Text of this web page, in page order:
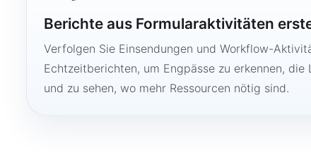
Berichte aus Formularaktivitäten
Verfolgen Sie Einsendungen und Workflow-
Echtzeitberichten, um Engpässe zu erkennen, die
und zu sehen, wo mehr Ressourcen nötig sind.